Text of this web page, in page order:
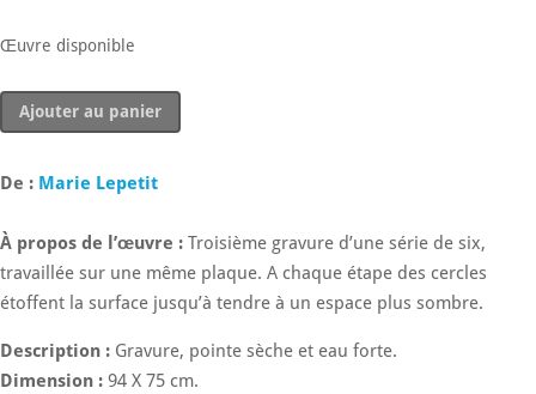
Œuvre disponible
quantité
13
2012
Ajouter au panier
De : Marie Lepetit
À propos de l’œuvre : Troisième gravure d’une série de six,
travaillée sur une même plaque. A chaque étape des cercles
étoffent la surface jusqu’à tendre à un espace plus sombre.
Description : Gravure, pointe sèche et eau forte.
Dimension : 94 X 75 cm.